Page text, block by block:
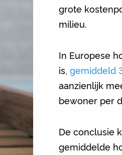
grote
milieu.
In Europese
is, gemiddeld
aanzienlijk
bewoner per
De conclusie
gemiddelde